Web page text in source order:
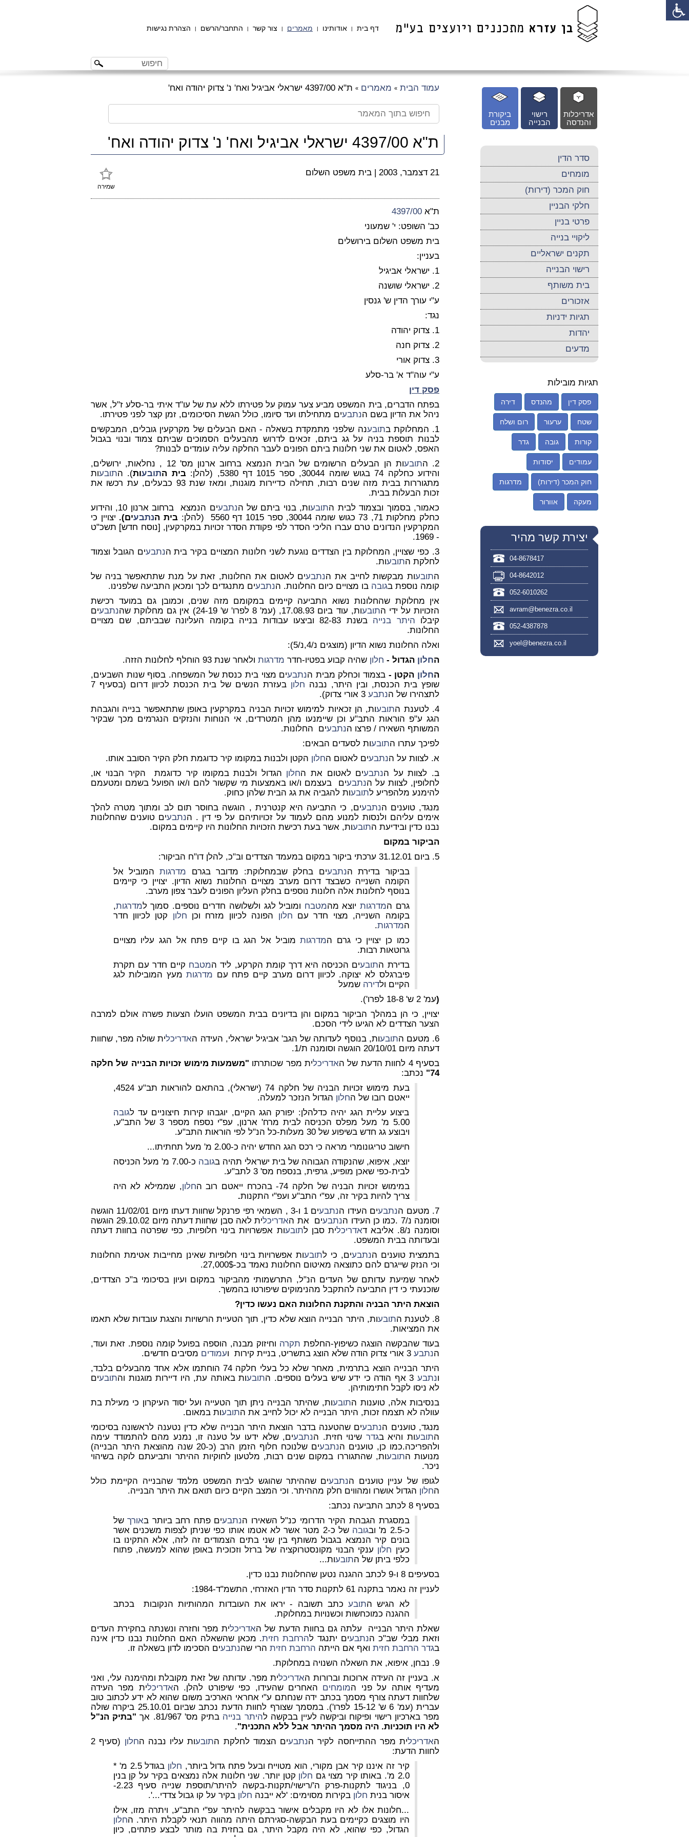
דף בית | אודותינו | מאמרים | צור קשר | התחבר/הרשם | הצהרת נגישות
עמוד הבית » מאמרים » ת"א 4397/00 ישראלי אביגיל ואח' נ' צדוק יהודה ואח'
ת"א 4397/00 ישראלי אביגיל ואח' נ' צדוק יהודה ואח'
שמירה
21 דצמבר, 2003 | בית משפט השלום
ת"א 4397/00
כב' השופט: י' שמעוני
בית משפט השלום בירושלים
בעניין:
1. ישראלי אביגיל
2. ישראלי שושנה
ע"י עורך הדין ש' גנסין
נגד:
1. צדוק יהודה
2. צדוק חנה
3. צדוק אורי
ע"י עוה"ד א' בר-סלע
פסק דין
בפתח הדברים, בית המשפט מביע צער עמוק על פטירתו ללא עת של עו"ד איתי בר-סלע ז"ל, אשר
ניהל את הדיון בשם הנתבעים מתחילתו ועד סיומו, כולל הגשת הסיכומים, זמן קצר לפני פטירתו.
1. המחלוקת ב
תובענה שלפני מתמקדת בשאלה - האם הבעלים של מקרקעין גובלים, המבקשים
לבנות תוספת בניה על גג ביתם, זכאים לדרוש מהבעלים הסמוכים שביתם צמוד ובנוי בגבול
האפס, לאטום את שני חלונות ביתם הפונים לעבר החלקה עליה עומדים לבנות?
2. ה
תובע
ות הן הבעלים הרשומים של הבית הנמצא ברחוב ארנון מס' 12 , נחלאות, ירושלים,
והידוע כחלקה 74 בגוש שומה 30044, ספר 1015 דף 5380, (להלן:
בית התובעות). התובעות
מתגוררות בבית מזה שנים רבות, תחילה כדיירות מוגנות, ומאז שנת 93 כבעלים, עת רכשו את
זכות הבעלות בבית.
כאמור, בסמוך ובצמוד לבית התובעות, בנוי ביתם של הנתבע
ים הנמצא ברחוב ארנון 10, והידוע
כחלק מחלקות 71, 73 כגוש שומה 30044, ספר 1015 דף 5560 (להלן:
בית הנתבעים)
. יצויין כי
המקרקעין הנדונים טרם עברו הליכי הסדר לפי פקודת הסדר זכויות במקרקעין, [נוסח חדש] תשכ"ט
- 1969.
3. כפי שצויין, המחלוקת בין הצדדים נוגעת לשני חלונות המצויים בקיר בית ה
נתבעים הגובל וצמוד
לחלקת התובעות.
התובעות מבקשות לחייב את הנתבעים לאטום את החלונות, זאת על מנת שתתאפשר בניה של
קומה נוספת בגובה בו מצויים כיום החלונות. הנתבעים מתנגדים לכך ומכאן התביעה שלפנינו.
אין מחלוקת שהחלונות נשוא התביעה קיימים במקומם מזה שנים, וכמובן גם במועד רכישת
הזכויות על ידי התובעות, עוד ביום 17.08.93, (עמ' 8 לפרו' ש' 24-19) אין גם מחלוקת שה נתבעים
קיבלו היתר בנייה
בשנת 82-83 וביצעו עבודות בנייה בקומה העליונה שבביתם, שם מצויים
החלונות.
ואלה החלונות נשוא הדיון (מוצגים נ/4,נ/5):
החלון הגדול - חלון שהיה קבוע בפטיו-חדר מדרגות ולאחר שנת 93 הוחלף לחלונות הזזה.
החלון הקטן - בצמוד וכחלק מבית הנתבעים מצוי בית כנסת של המשפחה. בסוף שנות השבעים,
שופץ בית הכנסת, ובין היתר, נבנה חלון
בעזרת הנשים של בית הכנסת לכיוון דרום (בסעיף 7
לתצהירו של הנתבע
4. לטענת ה
תובעות, הן זכאיות למימוש זכויות הבניה במקרקעין באופן שתתאפשר בנייה והגבהת
הגג ע"פ הוראות התב"ע וכן שיימנעו מהן המטרדים, אי הנוחות והנזקים הנגרמים מכך שבקיר
המשותף השאירו / פרצו הנתבעים החלונות.
לפיכך עתרו התובעות לסעדים הבאים:
א. לצוות על הנתבעים לאטום החלון הקטן ולבנות במקומו קיר כדוגמת חלק הקיר הסובב אותו.
ב. לצוות על הנתבעים לאטום את החלון הגדול ולבנות במקומו קיר כדוגמת הקיר הבנוי או,
לחלופין, לצוות על הנתבעים בעצמם ו/או באמצעות מי שקשור להם ו/או הפועל בשמם ומטעמם
להימנע מלהפריע לתובעות להגביה את גג הבית שלהן כחוק.
מנגד, טוענים הנתבעים, כי התביעה היא קנטרנית , הוגשה בחוסר תום לב ומתוך מטרה להלך
אימים עליהם ולנסות למנוע מהם לעמוד על זכויותיהם על פי דין . הנתבעים טוענים שהחלונות
נבנו כדין ובידיעת התובעות, אשר בעת רכישת הזכויות החלונות היו קיימים במקום.
הביקור במקום
5. ביום 31.12.01 ערכתי ביקור במקום במעמד הצדדים וב"כ, להלן דו"ח הביקור:
בביקור בדירת הנתבעים בחלק שבמחלוקת: מדובר בגרם מדרגותהמוביל אל
הקומה השנייה כשבצד דרום מערב מצויים החלונות נשוא הדיון. יצויין כי קיימים
בנוסף לחלונות אלה חלונות נוספים בחלק העליון הפונים לעבר צפון מערב.
גרם המדרגות יוצא מהמטבח ומוביל לגג ולשלושה חדרים נוספים. סמוך למדרגות,
בקומה השנייה, מצוי חדר עם חלון הפונה לכיוון מזרח וכן חלון קטן לכיוון חדר
המדרגות.
כמו כן יצויין כי גרם המדרגותמוביל אל הגג בו קיים פתח אל הגג עליו מצויים
גרוטאות רבות.
בדירת התובעים הכניסה היא דרך קומת הקרקע, ליד המטבח קיים חדר עם תקרת
פיברגלס לא יצוקה. לכיוון דרום מערב קיים פתח עם מדרגותמעץ המובילות לגג
הקיים ולדירה שמעל
(עמ' 2 ש' 18-8 לפרו').
יצויין, כי הן במהלך הביקור במקום והן בדיונים בבית המשפט הועלו הצעות פשרה אולם למרבה
הצער הצדדים לא הגיעו לידי הסכם.
6. מטעם ה
תובעות, בנוסף לעדותה של הגב' אביגיל ישראלי, העידה האדריכלית שולה מפר, שחוות
דעתה מיום 20/10/01 הוגשה וסומנה ת/1.
בסעיף 4 לחוות הדעת של ה
אדריכלית מפר שכותרתו "משמעות מימוש זכויות הבנייה של חלקה
74"
נכתב:
בעת מימוש זכויות הבניה של חלקה 74 (ישראלי), בהתאם להוראות תב"ע 4524,
ייאטם רובו של החלון הגדול הנזכר למעלה.
ביצוע עליית הגג יהיה כדלהלן: יפורק הגג הקיים, יוגבהו קירות חיצוניים עד לגובה
5.00 מ' מעל מפלס הכניסה לבית מרח' ארנון, עפ"י נספח מספר 3 של התב"ע,
ויבוצע גג חדש בשיפוע של 30 מעלות-כל הנ"ל לפי הוראות התב"ע.
חישוב טריגונומרי מראה כי רכס הגג החדש יהיה כ-2.00 מ' מעל תחתיתו...
יוצא, איפוא, שהנקודה הגבוהה של בית ישראלי תהיה בגובה
כ-7.00 מ' מעל הכניסה
לבית-כפי שאכן מופיע, גרפית, בנספח מס' 3 לתב"ע.
במימוש זכויות הבניה של חלקה 74- בהכרח ייאטם רוב ה
חלון, שממילא לא היה
צריך להיות בקיר זה, עפ"י התב"ע ועפ"י התקנות.
7. מטעם ה
נתבעים העידו הנתבע
ים 1 ו-3 , השמאי רפי פרנקל שחוות דעתו מיום 11/02/01 הוגשה
וסומנה נ/7 .כמו כן העידו ה
נתבעים את האדריכל
ית לאה סבן שחוות דעתה מיום 29.10.02 הוגשה
וסומנה נ/8. אליבא ד
אדריכלית סבן לתובעות אפשרויות בינוי חלופיות, כפי שפרטה בחוות דעתה
ובעדותה בבית המשפט.
בתמצית טוענים הנתבעים, כי לתובעות אפשרויות בינוי חלופיות שאינן מחייבות אטימת החלונות
וכי הנזק שייגרם להם כתוצאה מאיטום החלונות נאמד בכ-27,000$.
לאחר שמיעת עדותם של העדים הנ"ל, התרשמותי מהביקור במקום ועיון בסיכומי ב"כ הצדדים,
שוכנעתי כי דין התביעה להתקבל מהנימוקים שיפורטו בהמשך.
הוצאת היתר הבניה והתקנת החלונות האם נעשו כדין?
8. לטענת ה
תובעות, היתר הבנייה הוצא שלא כדין, תוך הטעיית הרשויות והצגת עובדות שלא תאמו
את המציאות.
בעוד שהבקשה הוצגה כשיפוץ-החלפת תקרה וחיזוק מבנה, הוספה בפועל קומה נוספת. זאת ועוד,
הנתבע עמודים מסיבים חדשים.
היתר הבנייה הוצא בתרמית, מאחר שלא כל בעלי חלקה 74 הוחתמו אלא אחד מהבעלים בלבד,
ונתבע3 אף הודה כי ידע שיש בעלים נוספים. ה תובעות באותה עת, היו דיירות מוגנות והתובעים
לא ניסו לקבל חתימותיהן.
בנסיבות אלה, טוענות התובעות, שהיתר הבנייה ניתן תוך הטעייה ועל יסוד העיקרון כי מעילת בת
עוולה לא תצמח זכות, היתר הבנייה לא יכול לחייב את התובעות במאום.
מנגד, טוענים הנתבעים שהטענה בדבר הוצאת היתר הבנייה שלא כדין נטענה לראשונה בסיכומי
התובעות והיא בגדר שינוי חזית. הנתבעים, שלא ידעו על טענה זו, נמנע מהם להתמודד עימה
ולהפריכה.כמו כן, טוענים הנתבע
ים שלנוכח חלוף הזמן הרב (כ-20 שנה מהוצאת היתר הבנייה)
מנועות התובעות, שהתגוררו במקום שנים רבות, מלטעון לחוקיות ההיתר ותביעתם לוקה בשיהוי
ניכר.
לגופו של עניין טוענים הנתבעים שההיתר שהוגש לבית המשפט מלמד שהבנייה הקיימת כולל
החלון הגדול אושרו ומהווים חלק מההיתר. וכי המצב הקיים כיום תואם את היתר הבנייה.
בסעיף 8 לכתב התביעה נכתב:
במסגרת הגבהת הקיר הדרומי כנ"ל השאירו הנתבעים פתח רחב ביותר באורךשל
כ-2.5 מ' וב
גובה
של כ-2 מטר אשר לא אטמו אותו כפי שניתן לצפות משכנים אשר
בונים קיר הנמצא בגבול משותף בין שני בתים הצמודים זה לזה, אלא התקינו בו
כעין חלון ענקי הבנוי מקונסטרוקציה של ברזל וזכוכית באופן שהוא למעשה, פתוח
כלפי ביתן של התובעות...
בסעיפים 8 ו-9 לכתב ההגנה נטען שהחלונות נבנו כדין.
לעניין זה נאמר בתקנה 61 לתקנות סדר הדין האזרחי, התשמ"ד-1984:
לא הגיש התובע כתב תשובה - יראו את העובדות המהותיות הנקובות בכתב
ההגנה כמוכחשות וכשנויות במחלוקת.
שאלת היתר הבנייה עלתה גם בחוות הדעת של האדריכלית מפר וחזרה ונשנתה בחקירת העדים
וזאת מבלי שב"כ הנתבעים יתנגד להרחבת חזית. מכאן שהשאלה האם החלונות נבנו כדין אינה
בגדר הרחבת חזית ואף אם הייתה הרחבת חזית הרי שהנתבעים הסכימו לדון בשאלה זו.
9. נבחן, איפוא, את השאלה השנויה במחלוקת.
א. בעניין זה העידה ארוכות וברורות האדריכלית מפר. עדותה של זאת מקובלת ומהימנה עלי, ואני
מעדיף אותה על פני המומחים האחרים שהעידו, כפי שיפורט להלן. האדריכלית מפר העידה
שלחוות דעתה צורף מסמך בכתב ידה שנחתם ע"י אחראי הארכיב משום שהוא לא ידע לכתוב טוב
עברית (עמ' 6 ש' 15-12 לפרו'). במסמך שצורף לחוות הדעת נכתב שביום 25.10.01 ביקרה שולה
מפר בארכיון רישוי ופיקוח וביקשה לעיין בבקשה להיתר בנייה בתיק מס' 81/967. אך
"בתיק הנ"ל
לא היו תוכניות. היה מסמך ההיתר אבל ללא התכנית".
האדריכלית מפר ההתייחסה לקיר הנתבעים הצמוד לחלקת התובעות עליו נבנה החלון
(סעיף 2
לחוות הדעת:
קיר זה איננו קיר אבן מקורי, הוא מטוייח ובעל פתח גדול ביותר, חלון
בגודל 2.5 מ' *
2.0 מ'. באותו קיר מצוי גם
חלון קטן יותר. שני חלונות אלה נמצאים בקיר על קן בנין
0, בניגוד לתקנות-פרק ה'/רישוי/תקנות-בקשה להיתר/תוספת שנייה סעיף 2.23-
איסור בנית חלון בקירות מסוימים: 'לא ייבנה חלון בקיר על קו גבול צדדי...'.
...חלונות אלו לא היו מקבלים אישור בבקשה להיתר עפ"י התב"ע, ויתרה מזו, אילו
היו מוצגים כקיימים בעת הבקשה-סגירתם היתה מהווה תנאי לקבלת היתר. החלון
הגדול, כפי שהוא, לא היה מקבל היתר, גם בחזית בה מותר לבצע פתחים, כיון
ביקורת
מבנים
רישוי
הבנייה
אדריכלות
והנדסה
סדר הדין
מומחים
חוק המכר (דירות)
חלקי הבניין
פרטי בניין
ליקויי בנייה
תקנים ישראליים
רישוי הבנייה
בית משותף
אזכורים
תגיות ידניות
יהדות
מדעים
תגיות מובילות
פסק דין מהנדס דירה
שטח ערעור רום ושלח
קורות גובה גדר
עמודים יסודות
חוק המכר (דירות) מדרגות
מעקה אוורור
יצירת קשר מהיר
04-8678417
04-8642012
052-6010262
avram@benezra.co.il
052-4387878
yoel@benezra.co.il